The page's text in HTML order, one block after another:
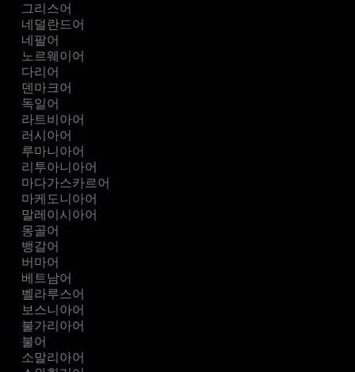
그리스어
네덜란드어
네팔어
노르웨이어
다리어
덴마크어
독일어
라트비아어
러시아어
루마니아어
리투아니아어
마다가스카르어
마케도니아어
말레이시아어
몽골어
뱅갈어
버마어
베트남어
벨라루스어
보스니아어
불가리아어
불어
소말리아어